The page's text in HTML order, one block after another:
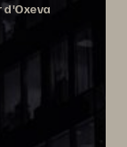
d'Oxeva